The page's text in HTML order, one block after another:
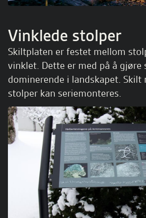
Vinklede stolper
Skiltplaten er festet mellom
vinklet. Dette er med på å
dominerende i landskapet. Skilt
stolper kan seriemonteres.